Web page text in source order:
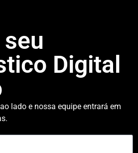
Digital
lado e nossa equipe entrará em